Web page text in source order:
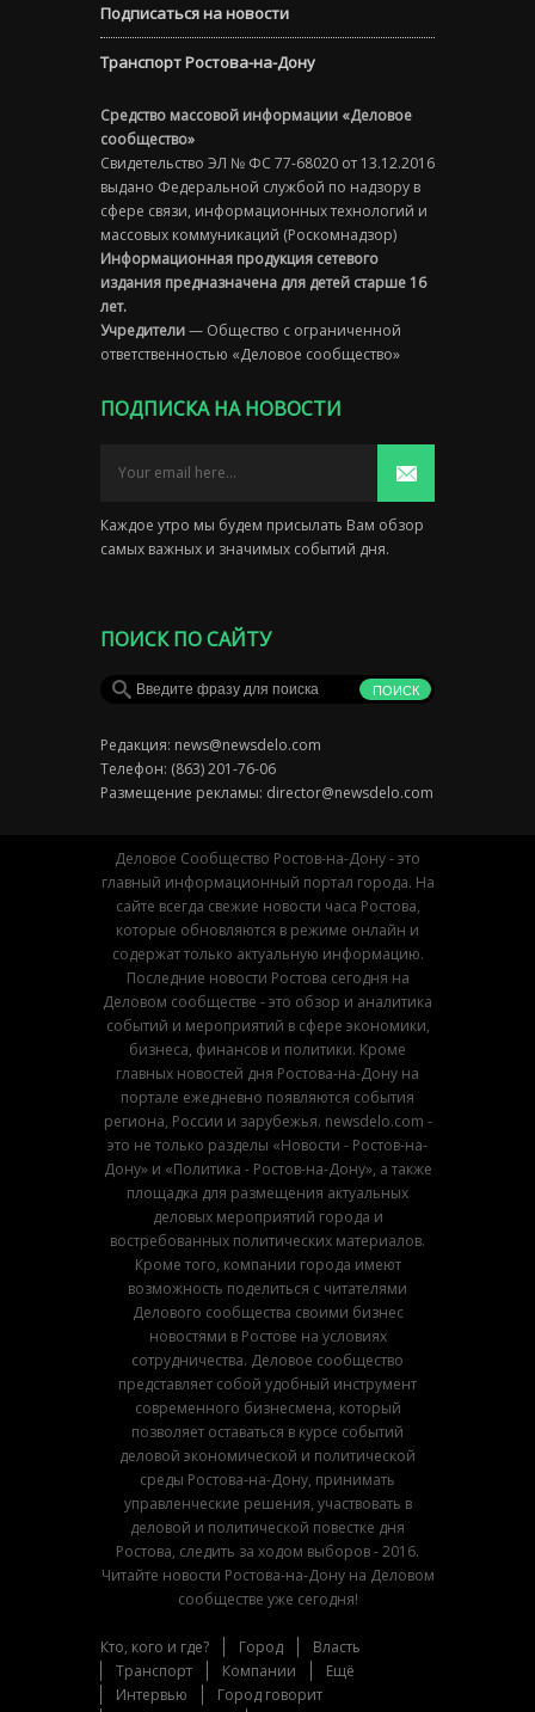
Подписаться на новости
Транспорт Ростова-на-Дону
Средство массовой информации «Деловое
сообщество»
Свидетельство ЭЛ № ФС 77-68020 от 13.12.2016
выдано Федеральной службой по надзору в
сфере связи, информационных технологий и
массовых коммуникаций (Роскомнадзор)
Информационная продукция сетевого
издания предназначена для детей старше 16
лет.
Учредители— Общество с ограниченной
ответственностью «Деловое сообщество»
ПОДПИСКА НА НОВОСТИ
Каждое утро мы будем присылать Вам обзор
самых важных и значимых событий дня.
ПОИСК ПО САЙТУ
Редакция: news@newsdelo.com
Телефон: (863) 201-76-06
Размещение рекламы: director@newsdelo.com
Деловое Сообщество Ростов-на-Дону - это
главный информационный портал города. На
сайте всегда свежие новости часа Ростова,
которые обновляются в режиме онлайн и
содержат только актуальную информацию.
Последние новости Ростова сегодня на
Деловом сообществе - это обзор и аналитика
событий и мероприятий в сфере экономики,
бизнеса, финансов и политики. Кроме
главных новостей дня Ростова-на-Дону на
портале ежедневно появляются события
региона, России и зарубежья. newsdelo.com -
это не только разделы «Новости - Ростов-на-
Дону» и «Политика - Ростов-на-Дону», а также
площадка для размещения актуальных
деловых мероприятий города и
востребованных политических материалов.
Кроме того, компании города имеют
возможность поделиться с читателями
Делового сообщества своими бизнес
новостями в Ростове на условиях
сотрудничества. Деловое сообщество
представляет собой удобный инструмент
современного бизнесмена, который
позволяет оставаться в курсе событий
деловой экономической и политической
среды Ростова-на-Дону, принимать
управленческие решения, участвовать в
деловой и политической повестке дня
Ростова, следить за ходом выборов - 2016.
Читайте новости Ростова-на-Дону на Деловом
сообществе уже сегодня!
Кто, кого и где? Город
Власть
Транспорт
Компании
Ещё
Интервью
Город говорит